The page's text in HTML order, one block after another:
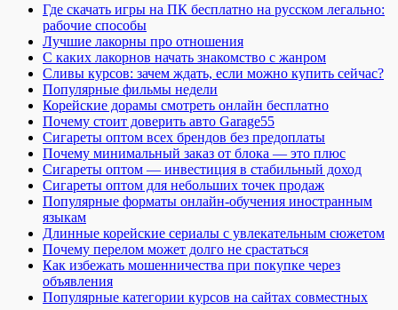
Где скачать игры на ПК бесплатно на русском легально:
рабочие способы
Лучшие лакорны про отношения
С каких лакорнов начать знакомство с жанром
Сливы курсов: зачем ждать, если можно купить сейчас?
Популярные фильмы недели
Корейские дорамы смотреть онлайн бесплатно
Почему стоит доверить авто Garage55
Сигареты оптом всех брендов без предоплаты
Почему минимальный заказ от блока — это плюс
Сигареты оптом — инвестиция в стабильный доход
Сигареты оптом для небольших точек продаж
Популярные форматы онлайн-обучения иностранным
языкам
Длинные корейские сериалы с увлекательным сюжетом
Почему перелом может долго не срастаться
Как избежать мошенничества при покупке через
объявления
Популярные категории курсов на сайтах совместных